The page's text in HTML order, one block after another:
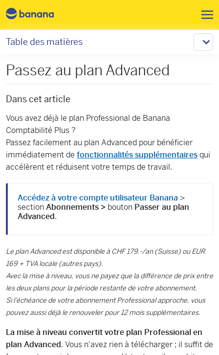
Passez au plan Advanced
Dans cet article
Vous avez déjà le plan Professional de Banana
Comptabilité Plus ?
Passez facilement au plan Advanced pour bénéficier
immédiatement de fonctionnalités supplémentairesqui
accélèrent et réduisent votre temps de travail.
Accédez à votre compte utilisateur Banana >
sectionAbonnements > bouton Passer au plan
Advanced.
Le plan Advanced est disponible à CHF 179.-/an (Suisse) ou EUR
169 + TVA locale (autres pays).
Avec la mise à niveau, vous ne payez que la différence de prix entre
les deux plans pour la période restante de votre abonnement.
Si l’échéance de votre abonnement Professional approche, vous
pouvez aussi déjà le renouveler pour 12 mois supplémentaires.
La mise à niveau convertit votre plan Professional en
plan Advanced. Vous n'avez rien à télécharger ; il suffit de
Table des matières